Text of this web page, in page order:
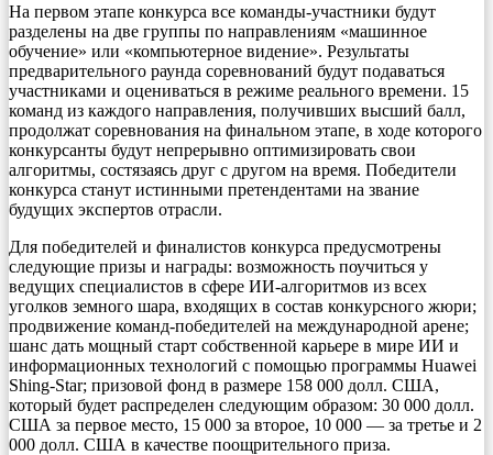
На первом этапе конкурса все команды-участники будут
разделены на две группы по направлениям «машинное
обучение» или «компьютерное видение». Результаты
предварительного раунда соревнований будут подаваться
участниками и оцениваться в режиме реального времени. 15
команд из каждого направления, получивших высший балл,
продолжат соревнования на финальном этапе, в ходе которого
конкурсанты будут непрерывно оптимизировать свои
алгоритмы, состязаясь друг с другом на время. Победители
конкурса станут истинными претендентами на звание
будущих экспертов отрасли.
Для победителей и финалистов конкурса предусмотрены
следующие призы и награды: возможность поучиться у
ведущих специалистов в сфере ИИ-алгоритмов из всех
уголков земного шара, входящих в состав конкурсного жюри;
продвижение команд-победителей на международной арене;
шанс дать мощный старт собственной карьере в мире ИИ и
информационных технологий с помощью программы Huawei
Shing-Star; призовой фонд в размере 158 000 долл. США,
который будет распределен следующим образом: 30 000 долл.
США за первое место, 15 000 за второе, 10 000 — за третье и 2
000 долл. США в качестве поощрительного приза.